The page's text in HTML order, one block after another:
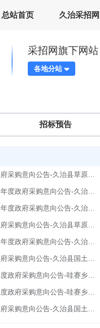
总站首页 久治采招网
采招网旗下网站
各地分站
招标预告